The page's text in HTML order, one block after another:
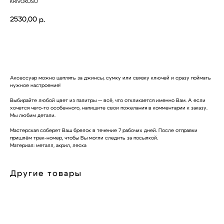
KRIVOKOSO
2530,00 р.
Аксессуар можно цеплять за джинсы, сумку или связку ключей и сразу поймать
нужное настроение!
Выбирайте любой цвет из палитры — всё, что откликается именно Вам. А если
хочется чего-то особенного, напишите свои пожелания в комментарии к заказу.
Мы любим детали.
Мастерская соберет Ваш брелок в течение 7 рабочих дней. После отправки
пришлём трек-номер, чтобы Вы могли следить за посылкой.
Материал: металл, акрил, леска
Другие товары